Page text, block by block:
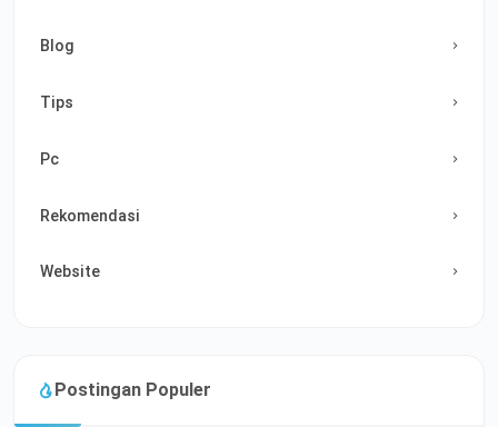
Blog
Tips
Pc
Rekomendasi
Website
Postingan Populer